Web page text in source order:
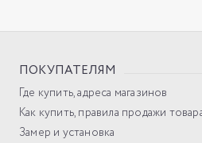
ПОКУПАТЕЛЯМ
Где купить, адреса магазинов
Как купить, правила продажи
Замер и установка